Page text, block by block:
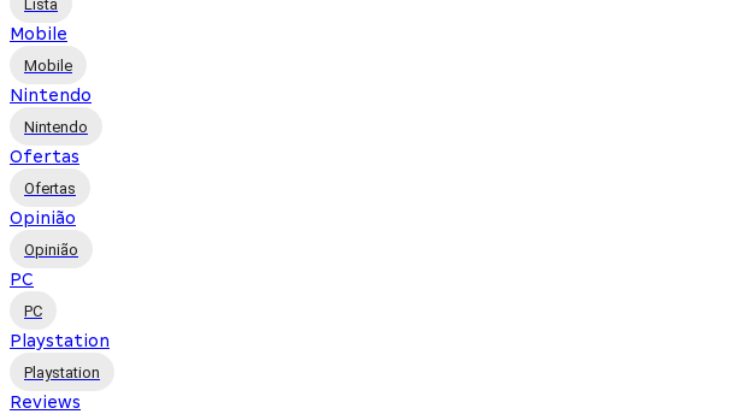
Lista
Mobile
Mobile
Nintendo
Nintendo
Ofertas
Ofertas
Opinião
Opinião
PC
PC
Playstation
Playstation
Reviews